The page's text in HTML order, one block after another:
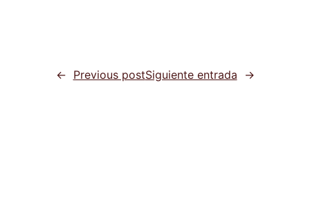
← Previous postSiguiente entrada →